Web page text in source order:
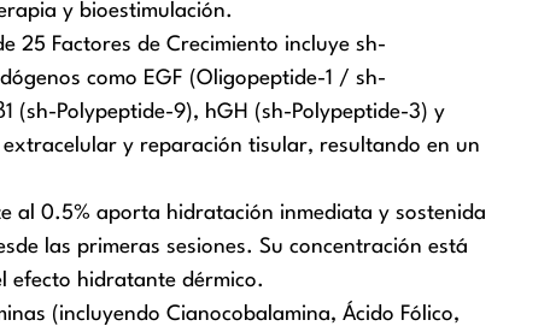
y bioestimulación.
25 Factores de Crecimiento incluye sh-
como EGF (Oligopeptide-1 / sh-
(sh-Polypeptide-9), hGH (sh-Polypeptide-3) y
y reparación tisular, resultando en un
al 0.5% aporta hidratación inmediata y sostenida
las primeras sesiones. Su concentración está
efecto hidratante dérmico.
(incluyendo Cianocobalamina, Ácido Fólico,